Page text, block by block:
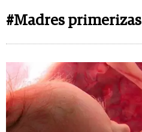
#Madres primerizas